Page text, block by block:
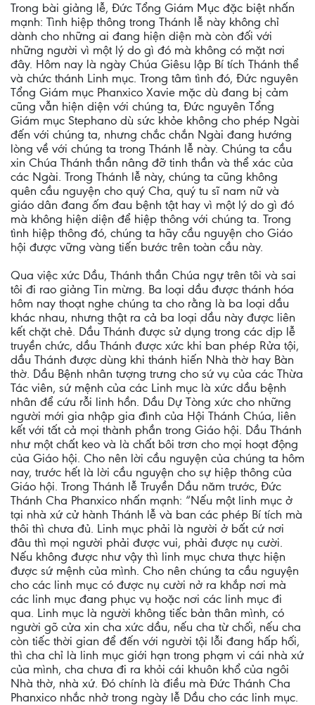
Trong bài giảng lễ, Đức Tổng Giám Mục đặc biệt nhấn
mạnh: Tình hiệp thông trong Thánh lễ này không chỉ
dành cho những ai đang hiện diện mà còn đối với
những người vì một lý do gì đó mà không có mặt nơi
đây. Hôm nay là ngày Chúa Giêsu lập Bí tích Thánh thể
và chức thánh Linh mục. Trong tâm tình đó, Đức nguyên
Tổng Giám mục Phanxico Xavie mặc dù đang bị cảm
cũng vẫn hiện diện với chúng ta, Đức nguyên Tổng
Giám mục Stephano dù sức khỏe không cho phép Ngài
đến với chúng ta, nhưng chắc chắn Ngài đang hướng
lòng về với chúng ta trong Thánh lễ này. Chúng ta cầu
xin Chúa Thánh thần nâng đỡ tinh thần và thể xác của
các Ngài. Trong Thánh lễ này, chúng ta cũng không
quên cầu nguyện cho quý Cha, quý tu sĩ nam nữ và
giáo dân đang ốm đau bệnh tật hay vì một lý do gì đó
mà không hiện diện để hiệp thông với chúng ta. Trong
tình hiệp thông đó, chúng ta hãy cầu nguyện cho Giáo
hội được vững vàng tiến bước trên toàn cầu này.
Qua việc xức Dầu, Thánh thần Chúa ngự trên tôi và sai
tôi đi rao giảng Tin mừng. Ba loại dầu được thánh hóa
hôm nay thoạt nghe chúng ta cho rằng là ba loại dầu
khác nhau, nhưng thật ra cả ba loại dầu này được liên
kết chặt chẻ. Dầu Thánh được sử dụng trong các dịp lễ
truyền chức, dầu Thánh được xức khi ban phép Rửa tội,
dầu Thánh được dùng khi thánh hiến Nhà thờ hay Bàn
thờ. Dầu Bệnh nhân tượng trưng cho sứ vụ của các Thừa
Tác viên, sứ mệnh của các Linh mục là xức dầu bệnh
nhân để cứu rỗi linh hồn. Dầu Dự Tòng xức cho những
người mới gia nhập gia đình của Hội Thánh Chúa, liên
kết với tất cả mọi thành phần trong Giáo hội. Dầu Thánh
như một chất keo và là chất bôi trơn cho mọi hoạt động
của Giáo hội. Cho nên lời cầu nguyện của chúng ta hôm
nay, trước hết là lời cầu nguyện cho sự hiệp thông của
Giáo hội. Trong Thánh lễ Truyền Dầu năm trước, Đức
Thánh Cha Phanxico nhấn mạnh: “Nếu một linh mục ở
tại nhà xứ cử hành Thánh lễ và ban các phép Bí tích mà
thôi thì chưa đủ. Linh mục phải là người ở bất cứ nơi
đâu thì mọi người phải được vui, phải được nụ cười.
Nếu không được như vậy thì linh mục chưa thực hiện
được sứ mệnh của mình. Cho nên chúng ta cầu nguyện
cho các linh mục có được nụ cười nở ra khắp nơi mà
các linh mục đang phục vụ hoặc nơi các linh mục đi
qua. Linh mục là người không tiếc bản thân mình, có
người gõ cửa xin cha xức dầu, nếu cha từ chối, nếu cha
còn tiếc thời gian để đến với người tội lỗi đang hấp hối,
thì cha chỉ là linh mục giới hạn trong phạm vi cái nhà xứ
của mình, cha chưa đi ra khỏi cái khuôn khổ của ngôi
Nhà thờ, nhà xứ. Đó chính là điều mà Đức Thánh Cha
Phanxico nhắc nhở trong ngày lễ Dầu cho các linh mục.